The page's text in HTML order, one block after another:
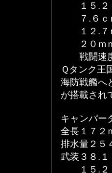
１５.２ｃ
７.６ｃｍ
１２.７ｍ
２０ｍｍ
戦闘速度
Ｑタンク王
海防戦艦へ
が搭載され
キャンパー
全長１７２
排水量２５
武装３８.
１５.２ｃ